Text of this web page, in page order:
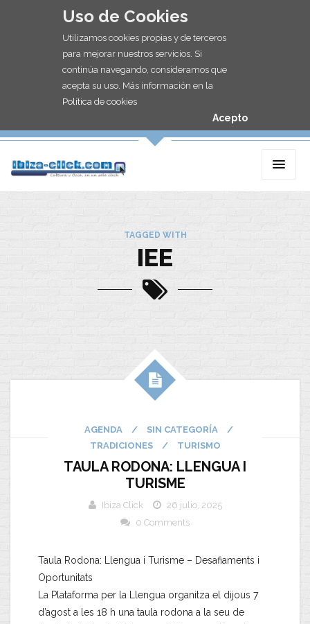
Uso de Cookies
Utilizamos cookies propias y de terceros
para mejorar nuestros servicios. Si
continúa navegando, consideramos que
acepta su uso. Más información en la
Política de cookies
Acepto
TAGGED WITH
IEE
AGENDA / SIN CATEGORÍA
/
TRADICIONES
/ TURISMO
TAULA RODONA: LLENGUA I
TURISME
Ibiza Click
26 julio, 2025
0 Comments
Taula Rodona: Llengua i Turisme – Desafiaments i
Oportunitats
La Plataforma per la Llengua organitza el dijous 7
d’agost a les 18 h una taula rodona a la seu de